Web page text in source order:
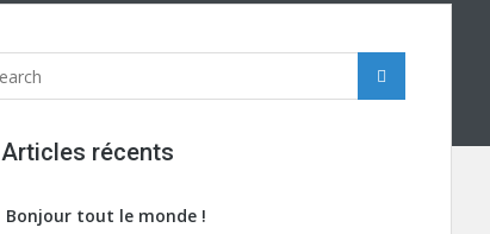
Articles récents
Bonjour tout le monde !